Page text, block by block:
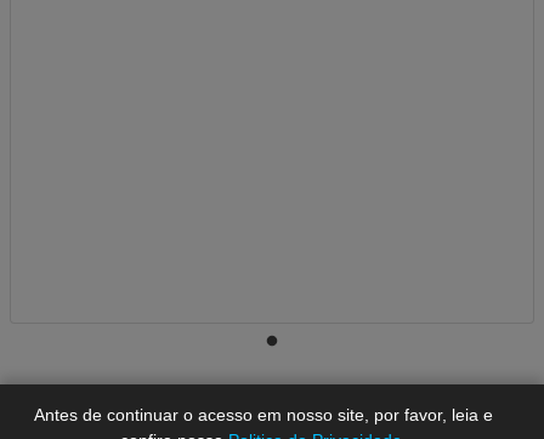
Antes de continuar o acesso em nosso site, por favor, leia e